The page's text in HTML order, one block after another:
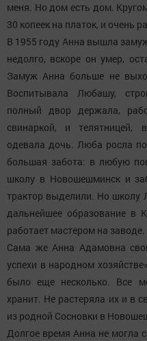
меня. Но дом есть дом.
30 копеек на платок, и очень
В 1955 году Анна вышла
недолго, вскоре он умер,
Замуж Анна больше не
Воспитывала Любашу,
полный двор держала,
свинаркой, и телятницей,
одевала дочь. Люба росла
большая забота: в любую
школу в Новошешминск и
трактор выделили. Но школу
дальнейшее образование в
работает мастером на
Сама же Анна Адамовна
успехи в народном
было еще несколько. Все
хранит. Не растеряла их и в
из родной Сосновки в
Долгое время Анна не могла